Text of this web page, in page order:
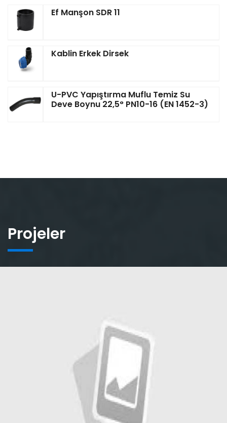
Ef Manşon SDR 11
Kablin Erkek Dirsek
U-PVC Yapıştırma Muflu Temiz Su
Deve Boynu 22,5° PN10-16 (EN 1452-3)
Projeler